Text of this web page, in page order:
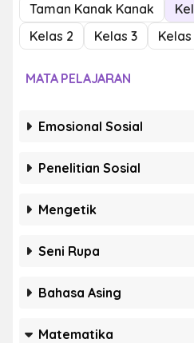
Taman Kanak Kanak
Kelas 2
Kelas 3 Kelas
MATA PELAJARAN
Emosional Sosial
Penelitian Sosial
Mengetik
Seni Rupa
Bahasa Asing
Matematika